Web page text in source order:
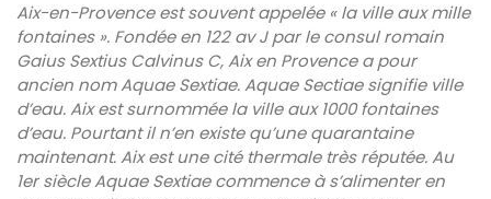
Aix-en-Provence est souvent appelée « la ville aux mille
fontaines ». Fondée en 122 av J par le consul romain
Gaius Sextius Calvinus C, Aix en Provence a pour
ancien nom Aquae Sextiae. Aquae Sectiae signifie ville
d’eau. Aix est surnommée la ville aux 1000 fontaines
d’eau. Pourtant il n’en existe qu’une quarantaine
maintenant. Aix est une cité thermale très réputée. Au
1er siècle Aquae Sextiae commence à s’alimenter en